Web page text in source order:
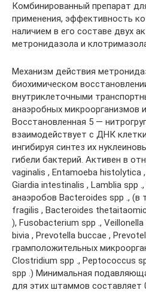
Комбинированный препарат
применения, эффективность
наличием в его составе двух
метронидазола и
Механизм действия
биохимическом
внутриклеточными
анаэробных микроорганизмов
Восстановленная 5 —
взаимодействует с ДНК
ингибируя синтез их
гибели бактерий. Активен в
vaginalis , Entamoeba histolytica
Giardia intestinalis , Lamblia spp
анаэробов Bacteroides spp ., (в
fragilis , Bacteroides
), Fusobacterium spp .,
bivia , Prevotella buccae ,
грамположительных
Clostridium spp ., Peptococcus
spp .) Минимальная
для этих штаммов составляет